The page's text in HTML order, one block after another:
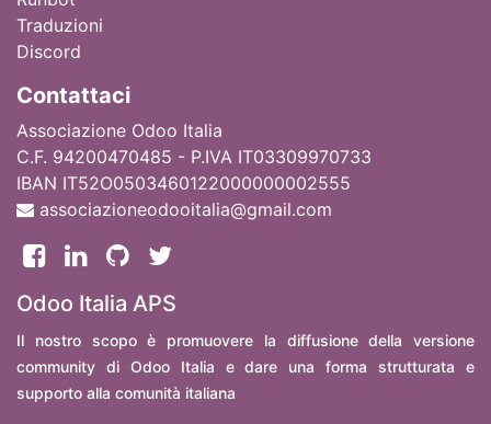
Traduzioni
Discord
Contattaci
Associazione Odoo Italia
C.F. 94200470485 - P.IVA IT03309970733
IBAN IT52O0503460122000000002555
associazioneodooitalia@gmail.com
Odoo Italia APS
Il nostro scopo è promuovere la diffusione della versione
community di Odoo Italia e dare una forma strutturata e
supporto alla comunità italiana